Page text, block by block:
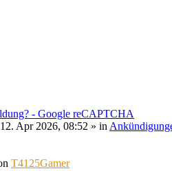
- Google reCAPTCHA
Apr 2026, 08:52 » in
T4125Gamer